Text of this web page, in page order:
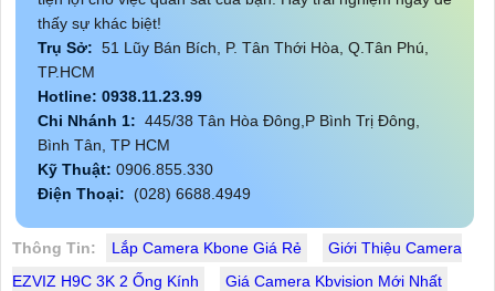
thấy sự khác biệt!
Trụ Sở: 51 Lũy Bán Bích, P. Tân Thới Hòa, Q.Tân Phú,
TP.HCM
Hotline: 0938.11.23.99
Chi Nhánh 1: 445/38 Tân Hòa Đông,P Bình Trị Đông,
Bình Tân, TP HCM
Kỹ Thuật: 0906.855.330
Điện Thoại: (028) 6688.4949
Thông Tin: Lắp Camera Kbone Giá Rẻ
Giới Thiệu Camera
EZVIZ H9C 3K 2 Ống Kính
Giá Camera Kbvision Mới Nhất